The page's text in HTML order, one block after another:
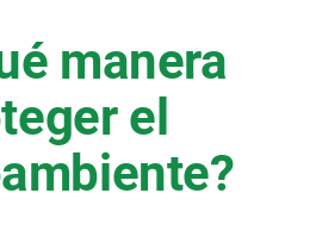
manera
el